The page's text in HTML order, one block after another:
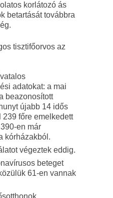
korlátozó ás
betartását továbbra
tisztifőorvos az
adatokat: a mai
beazonosított
újabb 14 idős
239 főre emelkedett
en már
kórházakból.
végeztek eddig.
beteget
61-en vannak